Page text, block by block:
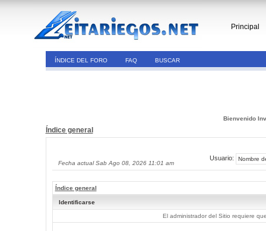
Principal
ÍNDICE DEL FORO FAQ BUSCAR
Bienvenido
Índice general
Fecha actual Sab Ago 08, 2026 11:01 am
Usuario:
Índice general
Identificarse
El administrador del Sitio requiere